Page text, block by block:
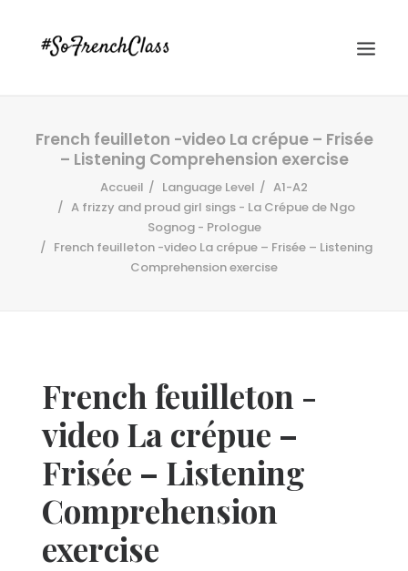
#SOFRENCHCLASS PRIVACY POLICY
French feuilleton -video La crépue – Frisée
– Listening Comprehension exercise
Accueil Language Level
A1-A2
A frizzy and proud girl sings - La Crépue de Ngo
Sognog - Prologue
French feuilleton -video La crépue – Frisée – Listening
Comprehension exercise
French feuilleton -
video La crépue –
Frisée – Listening
Comprehension
exercise